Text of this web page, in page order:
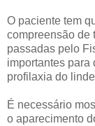
O paciente tem
compreensão de
passadas pelo
importantes para
profilaxia do
É necessário
o aparecimento